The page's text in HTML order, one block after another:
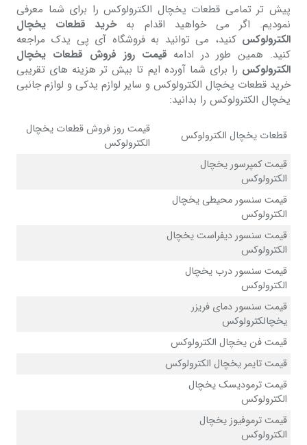
پیش تر تمامی قطعات یخچال الکترولوکس را برای شما معرفی
نمودیم. اگر می خواهید اقدام بهخرید قطعات یخچال
الکترولوکس کنید، می توانید به فروشگاه آی پی یدک مراجعه
کنید. همین طور در ادامه قیمت روز فروش قطعات یخچال
الکترولوکس را برای شما آورده ایم تا بیش تر هزینه های تقریبی
خرید قطعات یخچال الکترولوکس و سایر لوازم یدکی و لوازم جانبی
یخچال الکترولوکس را بدانید:
قطعات یخچال الکترولوکس
قیمت روز فروش قطعات یخچال
الکترولوکس
قیمت کمپرسور یخچال
الکترولوکس
قیمت سنسور محیطی یخچال
الکترولوکس
قیمت سنسور دیفراست یخچال
الکترولوکس
قیمت سنسور درب یخچال
الکترولوکس
قیمت سنسور دمای فریزر
یخچالکترولوکس
قیمت فن یخچال الکترولوکس
قیمت تایمر یخچال الکترولوکس
قیمت ترمودیسک یخچال
الکترولوکس
قیمت ترموفیوز یخچال
الکترولوکس